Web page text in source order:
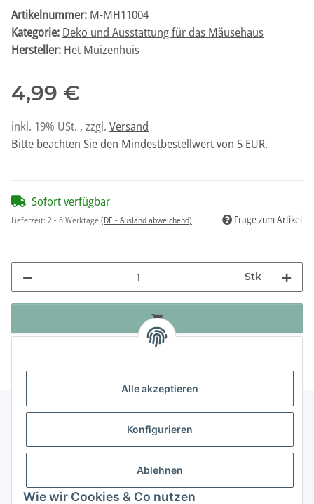
Alle akzeptieren
Konfigurieren
Ablehnen
Wie wir Cookies & Co nutzen
Artikelnummer: M-MH11004
Kategorie: Deko und Ausstattung für das Mäusehaus
Hersteller: Het Muizenhuis
4,99 €
inkl. 19% USt. , zzgl. Versand
Bitte beachten Sie den Mindestbestellwert von 5 EUR.
Sofort verfügbar
Lieferzeit: 2 - 6 Werktage(DE - Ausland abweichend) Frage zum Artikel
Stk
Informationen
Gesetzliche Informationen